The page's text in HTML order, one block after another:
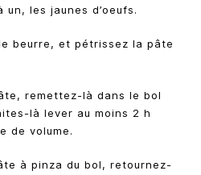
les jaunes d’oeufs.
beurre, et pétrissez la pâte
remettez-là dans le bol
là lever au moins 2 h
de volume.
à pinza du bol, retournez-